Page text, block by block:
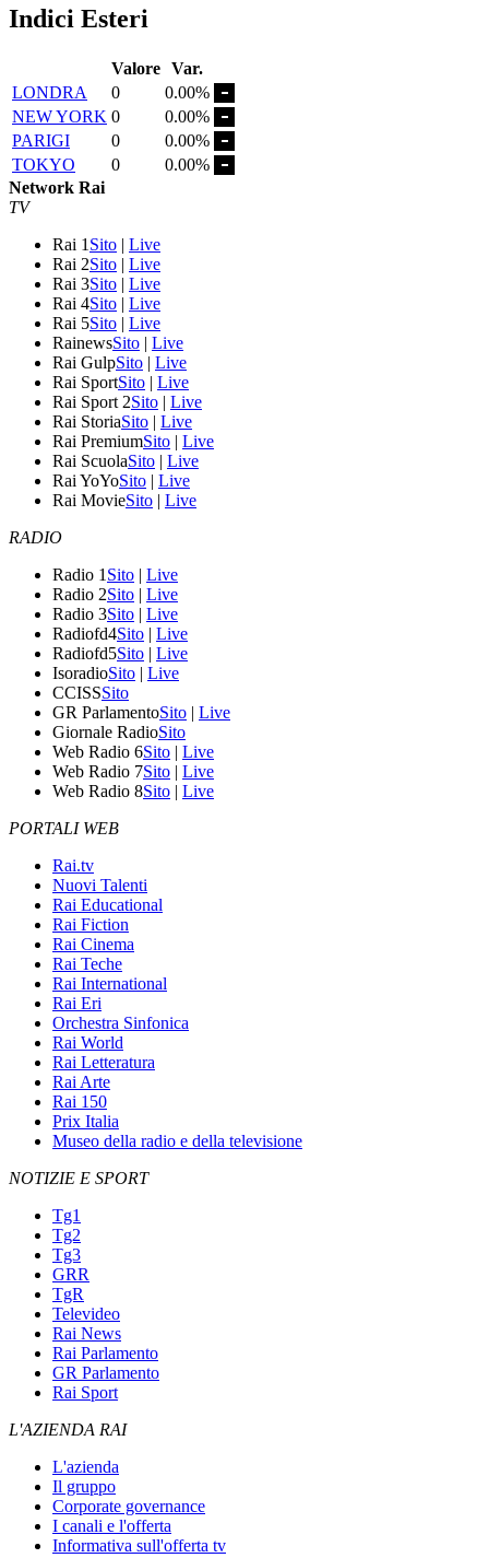
Indici Esteri
Valore Var.
LONDRA
0
0.00%
NEW YORK 0
0.00%
PARIGI
0
0.00%
TOKYO
0
0.00%
Network Rai
TV
Rai 1 Sito | Live
Rai 2Sito | Live
Rai 3Sito | Live
Rai 4Sito | Live
Rai 5Sito | Live
RainewsSito | Live
Rai GulpSito | Live
Rai SportSito | Live
Rai Sport 2Sito | Live
Rai StoriaSito | Live
Rai PremiumSito | Live
Rai ScuolaSito | Live
Rai YoYoSito | Live
Rai MovieSito | Live
RADIO
Radio 1 Sito | Live
Radio 2Sito | Live
Radio 3Sito | Live
Radiofd4Sito | Live
Radiofd5Sito | Live
IsoradioSito | Live
CCISSSito
GR ParlamentoSito | Live
Giornale RadioSito
Web Radio 6Sito | Live
Web Radio 7Sito | Live
Web Radio 8Sito | Live
PORTALI WEB
Rai.tv
Nuovi Talenti
Rai Educational
Rai Fiction
Rai Cinema
Rai Teche
Rai International
Rai Eri
Orchestra Sinfonica
Rai World
Rai Letteratura
Rai Arte
Rai 150
Prix Italia
Museo della radio e della televisione
NOTIZIE E SPORT
Tg1
Tg2
Tg3
GRR
TgR
Televideo
Rai News
Rai Parlamento
GR Parlamento
Rai Sport
L'AZIENDA RAI
L'azienda
Il gruppo
Corporate governance
I canali e l'offerta
Informativa sull'offerta tv